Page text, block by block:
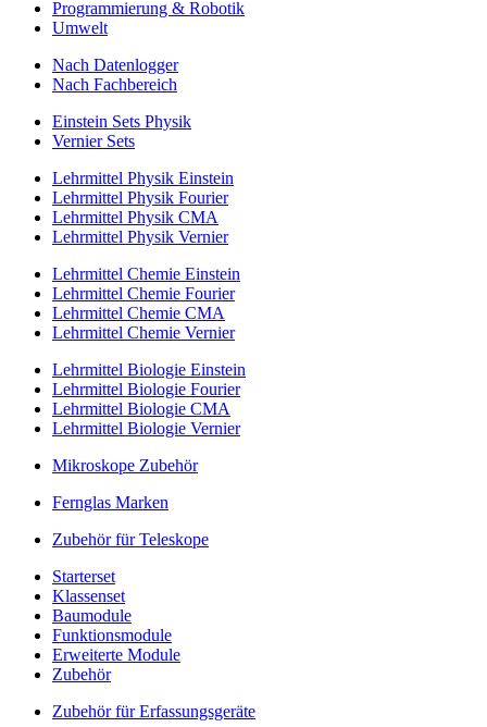
Programmierung & Robotik
Umwelt
Nach Datenlogger
Nach Fachbereich
Einstein Sets Physik
Vernier Sets
Lehrmittel Physik Einstein
Lehrmittel Physik Fourier
Lehrmittel Physik CMA
Lehrmittel Physik Vernier
Lehrmittel Chemie Einstein
Lehrmittel Chemie Fourier
Lehrmittel Chemie CMA
Lehrmittel Chemie Vernier
Lehrmittel Biologie Einstein
Lehrmittel Biologie Fourier
Lehrmittel Biologie CMA
Lehrmittel Biologie Vernier
Mikroskope Zubehör
Fernglas Marken
Zubehör für Teleskope
Starterset
Klassenset
Baumodule
Funktionsmodule
Erweiterte Module
Zubehör
Zubehör für Erfassungsgeräte